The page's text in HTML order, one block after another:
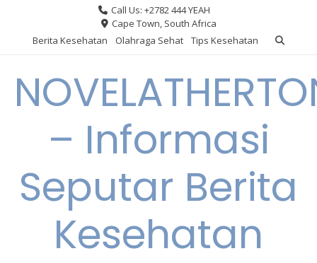
content
Call Us: +2782 444 YEAH
Cape Town, South Africa
Berita Kesehatan
Olahraga Sehat Tips Kesehatan
– Informasi
Seputar Berita
Kesehatan